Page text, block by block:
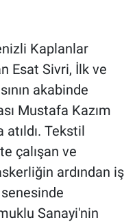
Kaplanlar
Esat Sivri, İlk ve
akabinde
Mustafa Kazım
atıldı. Tekstil
çalışan ve
ardından iş
Sanayi'nin